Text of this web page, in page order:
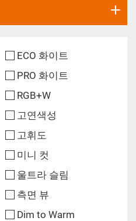
ECO 화이트
PRO 화이트
RGB+W
고연색성
고휘도
미니 컷
울트라 슬림
측면 뷰
Dim to Warm